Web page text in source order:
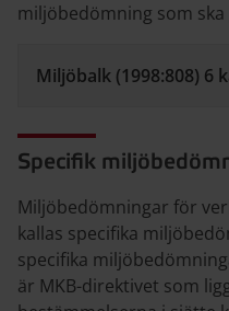
miljöbedömning som ska
Miljöbalk (1998:808) 6
Specifik
Miljöbedömningar för
kallas specifika
specifika
är MKB-direktivet som